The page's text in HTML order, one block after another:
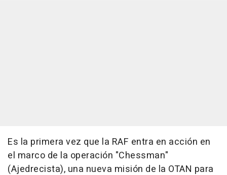
Es la primera vez que la RAF entra en acción en
el marco de la operación "Chessman"
(Ajedrecista), una nueva misión de la OTAN para